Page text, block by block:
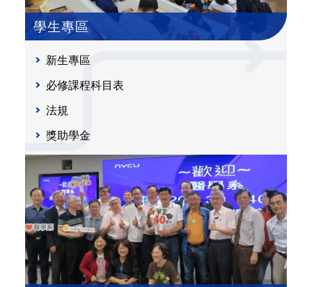
學生專區
新生專區
必修課程科目表
法規
獎助學金